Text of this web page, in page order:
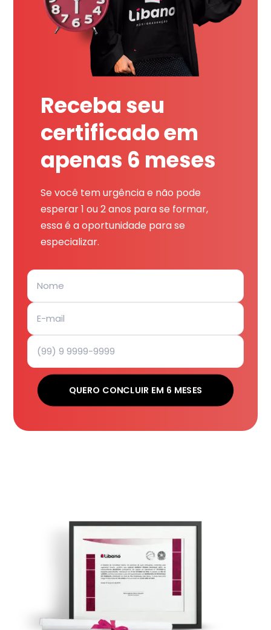
Receba seu
certificado em
apenas 6 meses
Se você tem urgência e não pode
esperar 1 ou 2 anos para se formar,
essa é a oportunidade para se
especializar.
QUERO CONCLUIR EM 6 MESES